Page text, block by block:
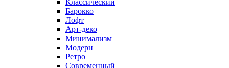
Классический
Барокко
Лофт
Арт-деко
Минимализм
Модерн
Ретро
Современный